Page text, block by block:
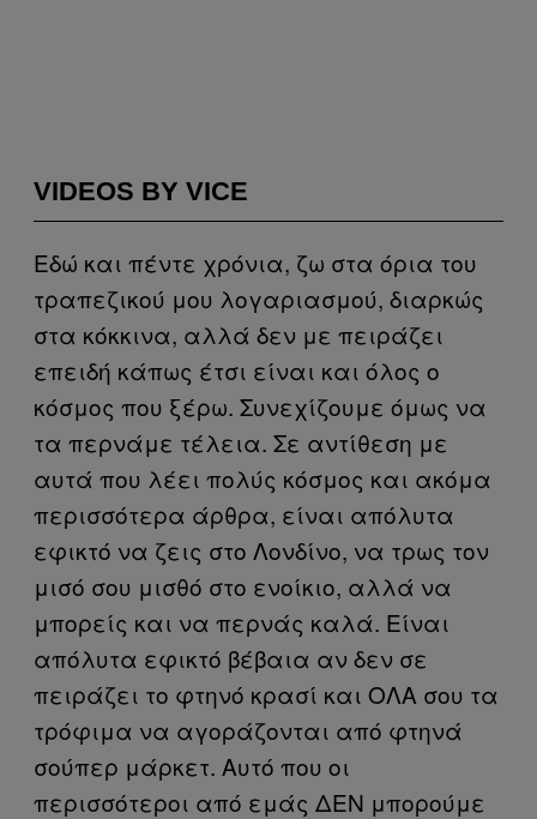
VIDEOS BY VICE
Εδώ και πέντε χρόνια, ζω στα όρια του
τραπεζικού μου λογαριασμού, διαρκώς
στα κόκκινα, αλλά δεν με πειράζει
επειδή κάπως έτσι είναι και όλος ο
κόσμος που ξέρω. Συνεχίζουμε όμως να
τα περνάμε τέλεια. Σε αντίθεση με
αυτά που λέει πολύς κόσμος και ακόμα
περισσότερα άρθρα, είναι απόλυτα
εφικτό να ζεις στο Λονδίνο, να τρως τον
μισό σου μισθό στο ενοίκιο, αλλά να
μπορείς και να περνάς καλά. Είναι
απόλυτα εφικτό βέβαια αν δεν σε
πειράζει το φτηνό κρασί και ΟΛΑ σου τα
τρόφιμα να αγοράζονται από φτηνά
σούπερ μάρκετ. Αυτό που οι
περισσότεροι από εμάς ΔΕΝ μπορούμε